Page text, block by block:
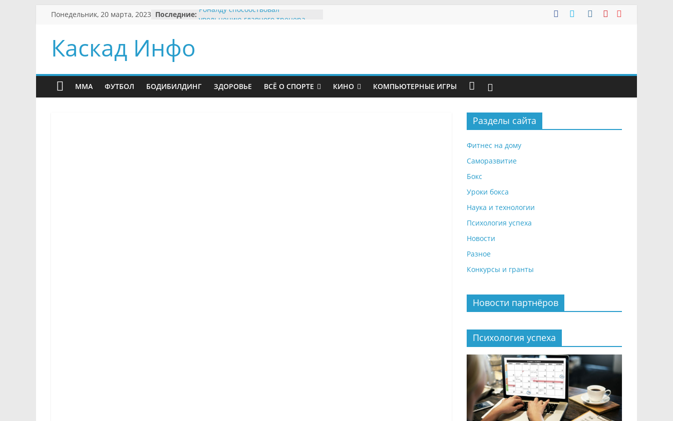
Понедельник, 20 марта, 2023 Последние: Роналду способствовал
Бывший футболист «Зенита»
работает грузчиком
Каскад Инфо
MMA ФУТБОЛ БОДИБИЛДИНГ ЗДОРОВЬЕ ВСЁ О СПОРТЕ КИНО КОМПЬЮТЕРНЫЕ ИГРЫ
Разделы сайта
Фитнес на дому
Саморазвитие
Бокс
Уроки бокса
Наука и технологии
Психология успеха
Новости
Разное
Конкурсы и гранты
Новости партнёров
Психология успеха